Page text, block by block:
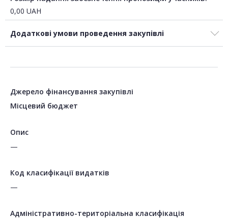
0,00 UAH
Додаткові умови проведення закупівлі
Джерело фінансування закупівлі
Місцевий бюджет
Опис
—
Код класифікації видатків
—
Адміністративно-територіальна класифікація